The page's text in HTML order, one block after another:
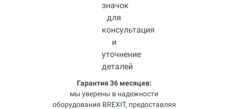
Гарантия 36 месяцев:
мы уверены в надежности
оборудования BREXIT, предоставляя